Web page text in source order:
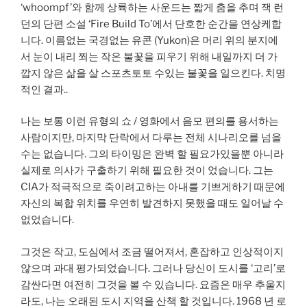
‘whoompf’와 함께 상륙하는 사운드는 짧게 춤을 추며 잭 런
던의 단편 소설 ‘Fire Build To’에서 단호한 순간을 연상케합
니다. 이름없는 국경없는 유콘 (Yukon)은 머리 위의 분지에
서 눈이 내리 쬐는 작은 불꽃을 피우기 위해 내일까지 더 가
깝지 않은 삶을 살 스포츠토토 수있는 불꽃을 일으킨다. 치명
적인 결과..
나는 보통 이런 유형의 쇼 / 영화에서 음모 편의를 용서하는
사람이지만, 마지막 단락에서 다루는 전체 시나리오를 넘을
수는 없습니다. 그의 타이밍은 완벽 할 필요가있을뿐 아니라
실제로 의사가 구출하기 위해 필요한 것이 었습니다. 그는
CIA가 적극적으로 죽이려고하는 아내를 기쁘게하기 때문에
자신의 복합 위치를 우연히 발견하지 못했을 때도 일어날 수
없었습니다.
그것은 작고, 도심에서 조금 떨어져서, 혼잡하고 인상적이지
않으며 과대 평가되었습니다. 그러나 당신이 도시를 ‘고리’로
감싼다면 여전히 그것을 볼 수 있습니다. 요즘은 매우 추울지
라도, 나는 오래된 도시 지역을 산책 할 것입니다. 1968 년 로